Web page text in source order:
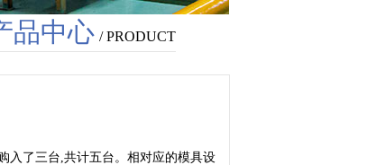
品中心 / PRODUCT
入了三台,共计五台。相对应的模具设